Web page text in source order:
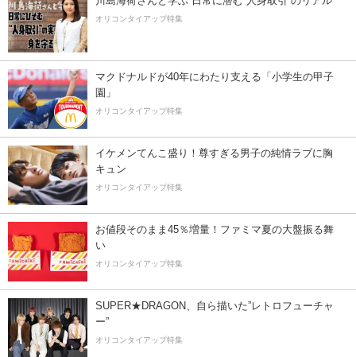
オリコンタイアップ特集
マクドナルドが40年にわたり支える「小学生の甲子
園」
オリコンタイアップ特集
イケメンてんこ盛り！尊すぎる男子の純情ラブに胸
キュン
オリコンタイアップ特集
お値段そのまま45％増量！ファミマ夏の大盤振る舞
い
オリコンタイアップ特集
SUPER★DRAGON、自ら描いた”レトロフューチャ
ー”
オリコンタイアップ特集